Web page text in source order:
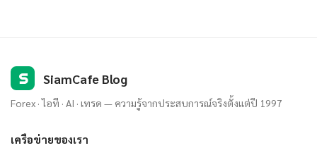
S SiamCafe Blog
Forex · ไอที · AI · เทรด — ความรู้จากประสบการณ์จริงตั้งแต่ปี 1997
เครือข่ายของเรา